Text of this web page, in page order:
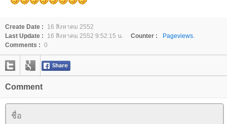
Create Date :
16 สิงหาคม 2552
Last Update :
16 สิงหาคม 2552 9:52:15 น. Counter :
Pageviews.
Comments : 0
Comment